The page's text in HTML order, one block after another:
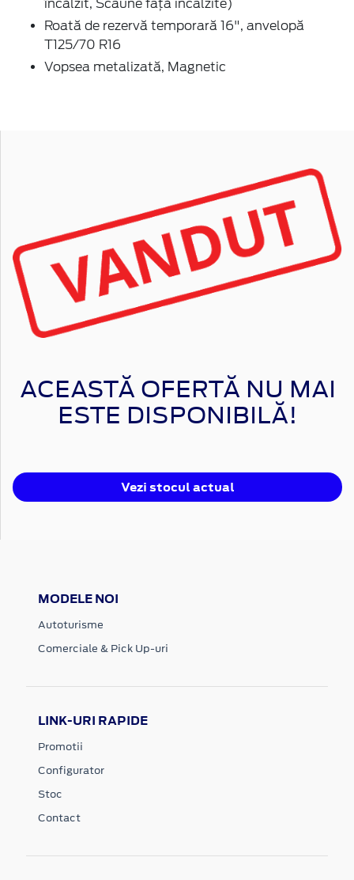
încălzit, Scaune față incalzite)
Roată de rezervă temporară 16", anvelopă
T125/70 R16
Vopsea metalizată, Magnetic
ACEASTĂ OFERTĂ NU MAI
ESTE DISPONIBILĂ!
Vezi stocul actual
MODELE NOI
Autoturisme
Comerciale & Pick Up-uri
LINK-URI RAPIDE
Promotii
Configurator
Stoc
Contact